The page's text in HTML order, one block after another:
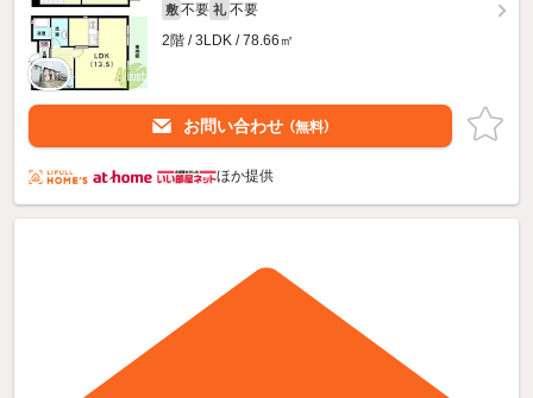
敷 不要 礼 不要
2階 / 3LDK / 78.66㎡
お問い合わせ （無料）
ほか提供